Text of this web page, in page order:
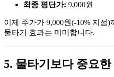
최종 평단가: 9,000원
이제 주가가 9,000원(-10% 지점
물타기 효과는 미미합니다.
5. 물타기보다 중요